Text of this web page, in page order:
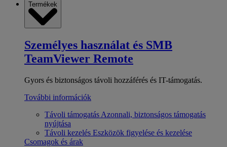
Termékek
Személyes használat és SMB
TeamViewer Remote
Gyors és biztonságos távoli hozzáférés és IT-támogatás.
További információk
Távoli támogatás Azonnali, biztonságos támogatás
nyújtása
Távoli kezelés Eszközök figyelése és kezelése
Csomagok és árak